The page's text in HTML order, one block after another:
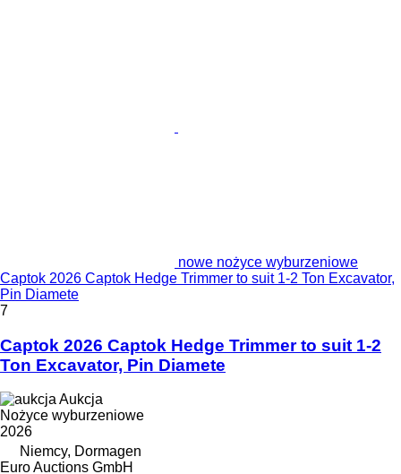
nowe nożyce wyburzeniowe
Captok 2026 Captok Hedge Trimmer to suit 1-2 Ton Excavator,
Pin Diamete
7
Captok 2026 Captok Hedge Trimmer to suit 1-2
Ton Excavator, Pin Diamete
Aukcja
Nożyce wyburzeniowe
2026
Niemcy, Dormagen
Euro Auctions GmbH